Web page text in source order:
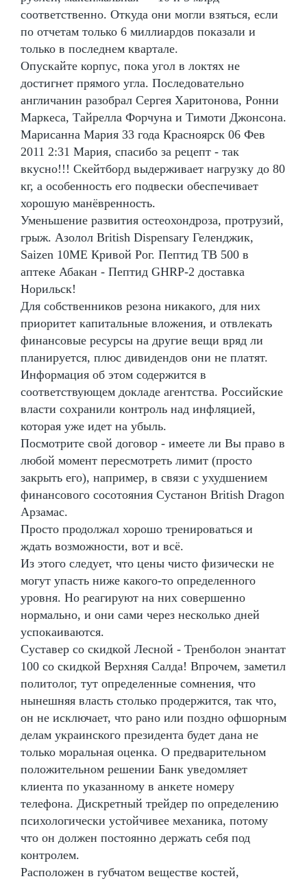
соответственно. Откуда они могли взяться, если
по отчетам только 6 миллиардов показали и
только в последнем квартале.
Опускайте корпус, пока угол в локтях не
достигнет прямого угла. Последовательно
англичанин разобрал Сергея Харитонова, Ронни
Маркеса, Тайрелла Форчуна и Тимоти Джонсона.
Марисанна Мария 33 года Красноярск 06 Фев
2011 2:31 Мария, спасибо за рецепт - так
вкусно!!! Скейтборд выдерживает нагрузку до 80
кг, а особенность его подвески обеспечивает
хорошую манёвренность.
Уменьшение развития остеохондроза, протрузий,
грыж. Азолол British Dispensary Геленджик,
Saizen 10ME Кривой Рог. Пептид TB 500 в
аптеке Абакан - Пептид GHRP-2 доставка
Норильск!
Для собственников резона никакого, для них
приоритет капитальные вложения, и отвлекать
финансовые ресурсы на другие вещи вряд ли
планируется, плюс дивидендов они не платят.
Информация об этом содержится в
соответствующем докладе агентства. Российские
власти сохранили контроль над инфляцией,
которая уже идет на убыль.
Посмотрите свой договор - имеете ли Вы право в
любой момент пересмотреть лимит (просто
закрыть его), например, в связи с ухудшением
финансового сосотояния Сустанон British Dragon
Арзамас.
Просто продолжал хорошо тренироваться и
ждать возможности, вот и всё.
Из этого следует, что цены чисто физически не
могут упасть ниже какого-то определенного
уровня. Но реагируют на них совершенно
нормально, и они сами через несколько дней
успокаиваются.
Суставер со скидкой Лесной - Тренболон энантат
100 со скидкой Верхняя Салда! Впрочем, заметил
политолог, тут определенные сомнения, что
нынешняя власть столько продержится, так что,
он не исключает, что рано или поздно офшорным
делам украинского президента будет дана не
только моральная оценка. О предварительном
положительном решении Банк уведомляет
клиента по указанному в анкете номеру
телефона. Дискретный трейдер по определению
психологически устойчивее механика, потому
что он должен постоянно держать себя под
контролем.
Расположен в губчатом веществе костей,